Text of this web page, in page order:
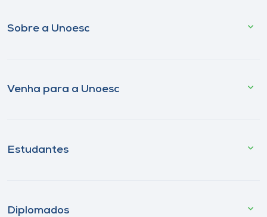
Sobre a Unoesc
Venha para a Unoesc
Estudantes
Diplomados